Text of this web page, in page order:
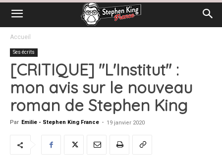
Accueil
Ses écrits
[CRITIQUE] "L'Institut" :
mon avis sur le nouveau
roman de Stephen King
Par Emilie - Stephen King France - 19 janvier 2020